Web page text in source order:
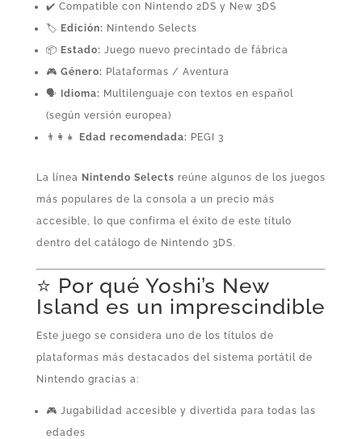
✔️ Compatible con Nintendo 2DS y New 3DS
🏷️ Edición: Nintendo Selects
📦 Estado: Juego nuevo precintado de fábrica
🎮 Género: Plataformas / Aventura
🗣️ Idioma: Multilenguaje con textos en español
(según versión europea)
👨‍👩‍👧 Edad recomendada: PEGI 3
La línea Nintendo Selects reúne algunos de los juegos
más populares de la consola a un precio más
accesible, lo que confirma el éxito de este título
dentro del catálogo de Nintendo 3DS.
⭐ Por qué Yoshi’s New
Island es un imprescindible
Este juego se considera uno de los títulos de
plataformas más destacados del sistema portátil de
Nintendo gracias a:
🎮 Jugabilidad accesible y divertida para todas las
edades